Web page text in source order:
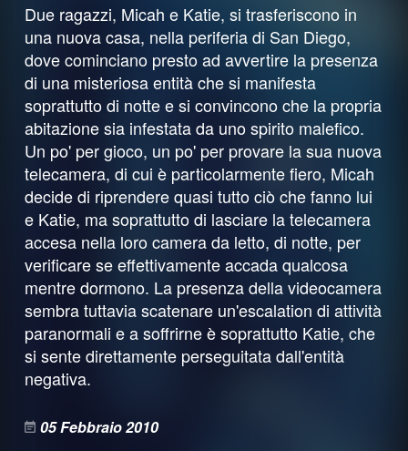
Due ragazzi, Micah e Katie, si trasferiscono in
una nuova casa, nella periferia di San Diego,
dove cominciano presto ad avvertire la presenza
di una misteriosa entità che si manifesta
soprattutto di notte e si convincono che la propria
abitazione sia infestata da uno spirito malefico.
Un po' per gioco, un po' per provare la sua nuova
telecamera, di cui è particolarmente fiero, Micah
decide di riprendere quasi tutto ciò che fanno lui
e Katie, ma soprattutto di lasciare la telecamera
accesa nella loro camera da letto, di notte, per
verificare se effettivamente accada qualcosa
mentre dormono. La presenza della videocamera
sembra tuttavia scatenare un'escalation di attività
paranormali e a soffrirne è soprattutto Katie, che
si sente direttamente perseguitata dall'entità
negativa.
05 Febbraio 2010